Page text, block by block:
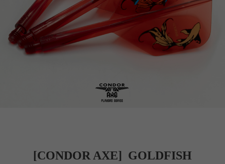
[CONDOR AXE] GOLDFISH